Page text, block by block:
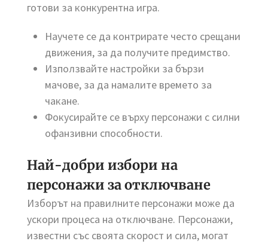
готови за конкурентна игра.
Научете се да контрирате често срещани
движения, за да получите предимство.
Използвайте настройки за бързи
мачове, за да намалите времето за
чакане.
Фокусирайте се върху персонажи с силни
офанзивни способности.
Най-добри избори на
персонажи за отключване
Изборът на правилните персонажи може да
ускори процеса на отключване. Персонажи,
известни със своята скорост и сила, могат